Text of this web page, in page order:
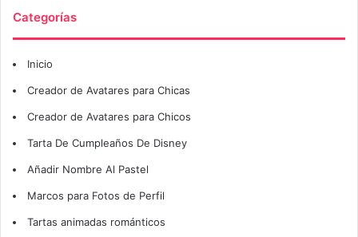
Categorías
Inicio
Creador de Avatares para Chicas
Creador de Avatares para Chicos
Tarta De Cumpleaños De Disney
Añadir Nombre Al Pastel
Marcos para Fotos de Perfil
Tartas animadas románticos